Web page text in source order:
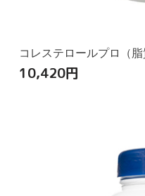
コレステロールプロ（
10,420円